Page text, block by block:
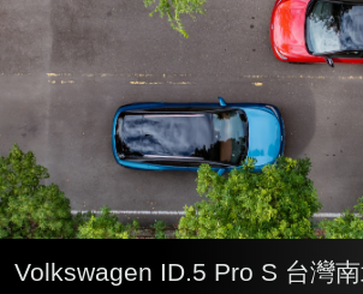
Volkswagen ID.5 Pro S 台灣南